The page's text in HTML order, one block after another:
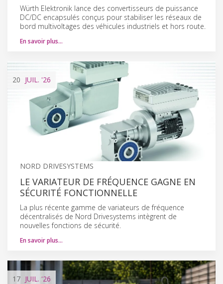
Würth Elektronik lance des convertisseurs de puissance
DC/DC encapsulés conçus pour stabiliser les réseaux de
bord multivoltages des véhicules industriels et hors route.
En savoir plus…
20 JUIL. '26
NORD DRIVESYSTEMS
LE VARIATEUR DE FRÉQUENCE GAGNE EN
SÉCURITÉ FONCTIONNELLE
La plus récente gamme de variateurs de fréquence
décentralisés de Nord Drivesystems intègrent de
nouvelles fonctions de sécurité.
En savoir plus…
17 JUIL. '26